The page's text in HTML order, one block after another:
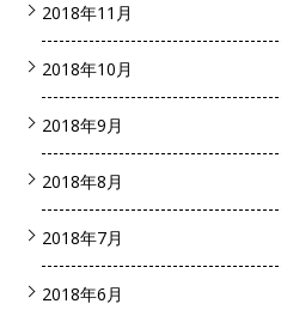
2018年11月
2018年10月
2018年9月
2018年8月
2018年7月
2018年6月